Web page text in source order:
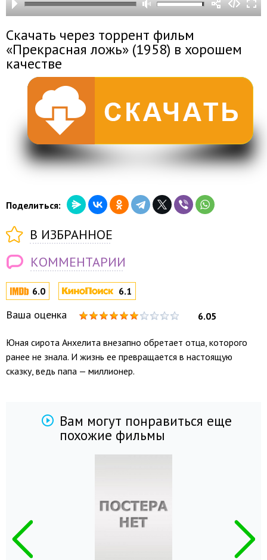
6.0 6.1
Ваша оценка 6.05
Юная сирота Анхелита внезапно обретает отца, которого
ранее не знала. И жизнь ее превращается в настоящую
сказку, ведь папа — миллионер.
Скачать через торрент фильм
«Прекрасная ложь» (1958) в хорошем
качестве
Поделиться:
В ИЗБРАННОЕ
КОММЕНТАРИИ
Вам могут понравиться еще
похожие фильмы